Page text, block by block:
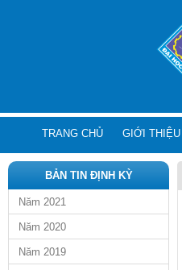
TRANG CHỦ GIỚI THIỆU
BẢN TIN ĐỊNH KỲ
Năm 2021
Năm 2020
Năm 2019